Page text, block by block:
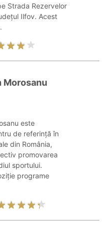
Strada Rezervelor
Ilfov. Acest
Morosanu
este
de referință în
din România,
promovarea
sportului.
programe